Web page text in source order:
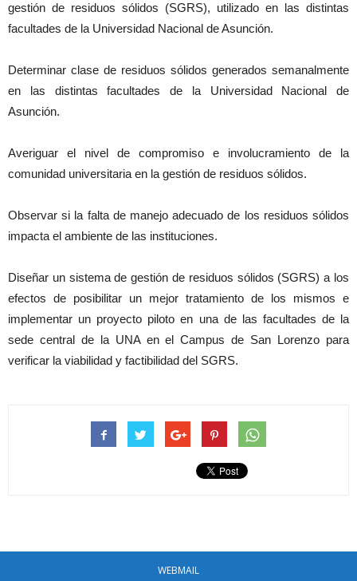
gestión de residuos sólidos (SGRS), utilizado en las distintas
facultades de la Universidad Nacional de Asunción.
Determinar clase de resi­duos sólidos generados se­manalmente
en las distintas facultades de la Universidad Nacional de
Asunción.
Averiguar el nivel de com­promiso e involucramiento de la
comunidad universita­ria en la gestión de residuos sólidos.
Observar si la falta de ma­nejo adecuado de los resi­duos sólidos
impacta el am­biente de las instituciones.
Diseñar un sistema de gestión de residuos sólidos (SGRS) a los
efectos de posi­bilitar un mejor tratamiento de los mismos e
implemen­tar un proyecto piloto en una de las facultades de la
sede central de la UNA en el Campus de San Lorenzo para
verificar la viabilidad y facti­bilidad del SGRS.
WEBMAIL